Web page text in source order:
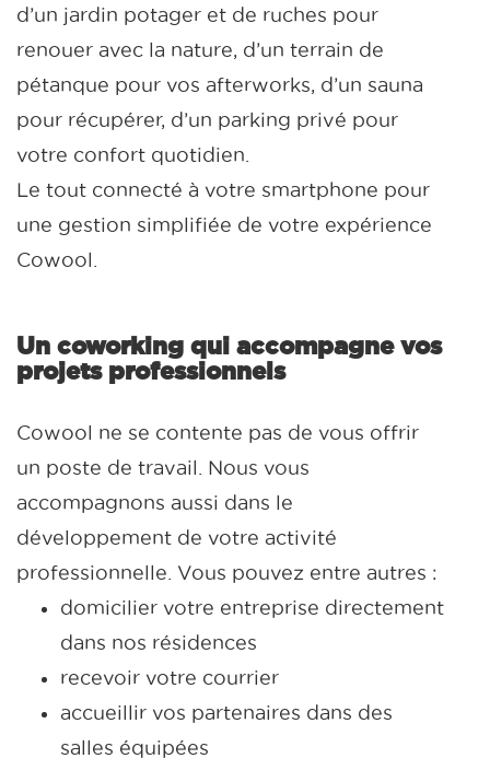
d’un jardin potager et de ruches pour
renouer avec la nature, d’un terrain de
pétanque pour vos afterworks, d’un sauna
pour récupérer, d’un parking privé pour
votre confort quotidien.
Le tout connecté à votre smartphone pour
une gestion simplifiée de votre expérience
Cowool.
Un coworking qui accompagne vos
projets professionnels
Cowool ne se contente pas de vous offrir
un poste de travail. Nous vous
accompagnons aussi dans le
développement de votre activité
professionnelle. Vous pouvez entre autres :
domicilier votre entreprise directement
dans nos résidences
recevoir votre courrier
accueillir vos partenaires dans des
salles équipées